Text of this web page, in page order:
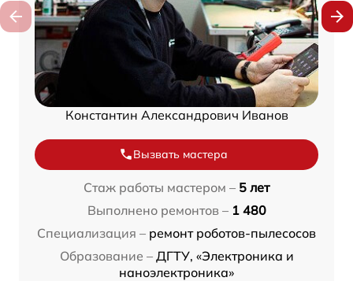
Константин Александрович Иванов
Вызвать мастера
Стаж работы мастером – 5 лет
Выполнено ремонтов – 1 480
Специализация – ремонт роботов-пылесосов
Образование – ДГТУ, «Электроника и
наноэлектроника»